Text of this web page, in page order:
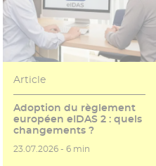
Article
Adoption du règlement
européen eIDAS 2 : quels
changements ?
Date de publication
23.07.2026 -Temps de lecture
6 min